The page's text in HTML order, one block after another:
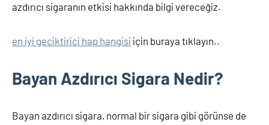
azdırıcı sigaranın etkisi hakkında bilgi vereceğiz.
en iyi geciktirici hap hangisi için buraya tıklayın..
Bayan Azdırıcı Sigara Nedir?
Bayan azdırıcı sigara, normal bir sigara gibi görünse de